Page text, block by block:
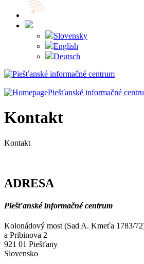
Slovensky
English
Deutsch
Piešťanské informačné
Kontakt
Kontakt
ADRESA
Piešťanské informačné centrum
Kolonádový most (Sad A. Kmeťa 1783/
a Pribinova 2
921 01 Piešťany
Slovensko